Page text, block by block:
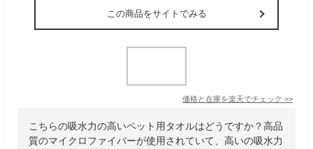
この商品をサイトでみる
価格と在庫を楽天でチェック >>
こちらの吸水力の高いペット用タオルはどうですか？高品
質のマイクロファイバーが使用されていて、高いの吸水力